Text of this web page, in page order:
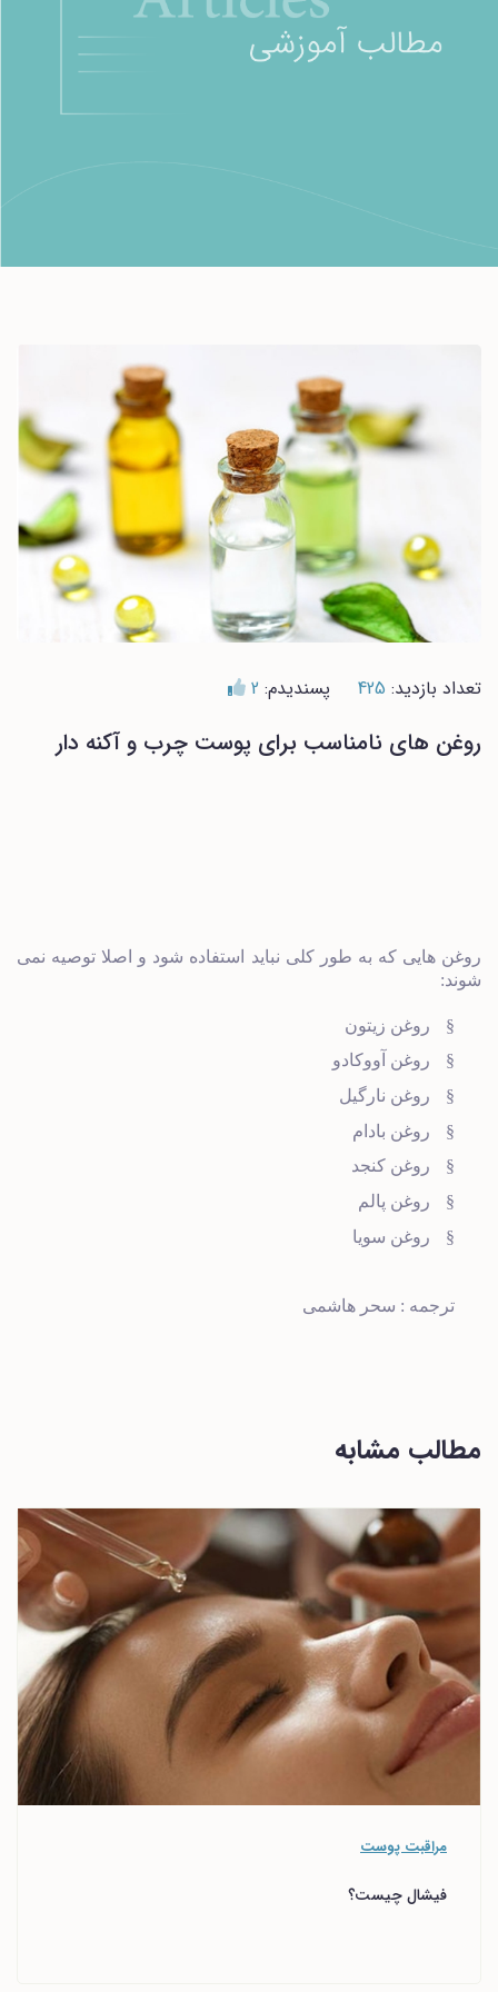
تعداد بازدید: 425 پسندیدم: 2
روغن های نامناسب برای پوست چرب و آکنه دار
روغن هایی که به طور کلی نباید استفاده شود و اصلا توصیه نمی
شوند:
§
روغن زیتون
§
روغن آووکادو
§
روغن نارگیل
§
روغن بادام
§
روغن کنجد
§
روغن پالم
§
روغن سویا
ترجمه : سحر هاشمی
مطالب مشابه
مراقبت پوست
فیشال چیست؟